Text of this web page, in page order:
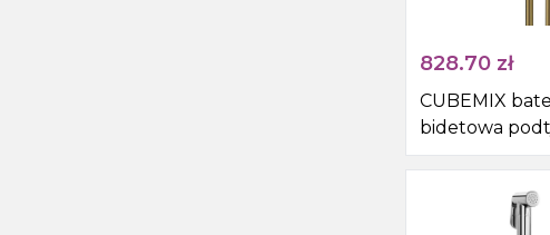
828.70 zł
CUBEMIX
bidetowa
ze słuchawką